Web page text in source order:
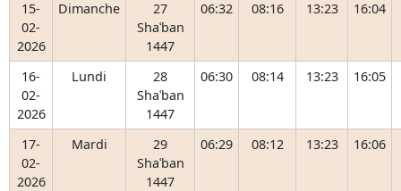
15-
02-
2026
Dimanche
27
Shaʿban
1447
06:32 08:16 13:23 16:04
16-
02-
2026
Lundi
28
Shaʿban
1447
06:30 08:14 13:23 16:05
17-
02-
2026
Mardi
29
Shaʿban
1447
06:29 08:12 13:23 16:06